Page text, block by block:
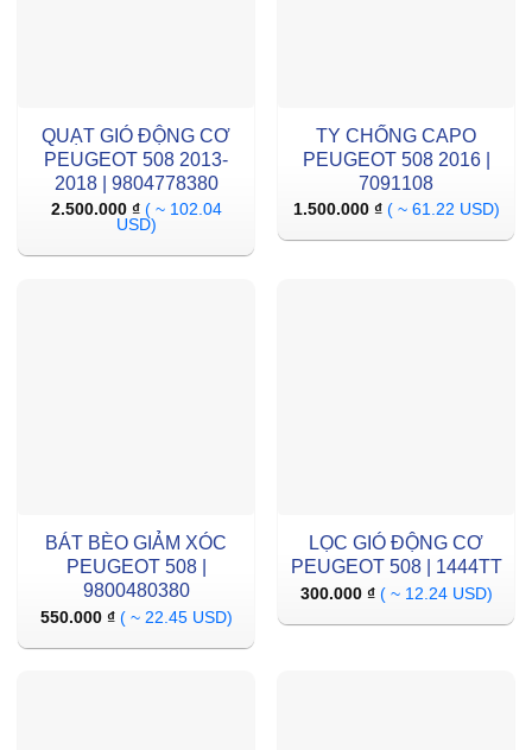
QUẠT GIÓ ĐỘNG CƠ
PEUGEOT 508 2013-
2018 | 9804778380
2.500.000 ₫ ( ~ 102.04
USD)
TY CHỐNG CAPO
PEUGEOT 508 2016 |
7091108
1.500.000 ₫ ( ~ 61.22 USD)
BÁT BÈO GIẢM XÓC
PEUGEOT 508 |
9800480380
550.000 ₫ ( ~ 22.45 USD)
LỌC GIÓ ĐỘNG CƠ
PEUGEOT 508 | 1444TT
300.000 ₫ ( ~ 12.24 USD)